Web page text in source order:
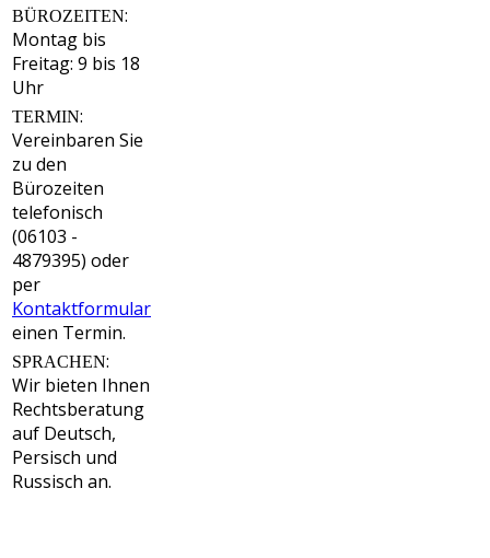
BÜROZEITEN:
Montag bis
Freitag: 9 bis 18
Uhr
TERMIN:
Vereinbaren Sie
zu den
Bürozeiten
telefonisch
(06103 -
4879395) oder
per
Kontaktformular
einen Termin.
SPRACHEN:
Wir bieten Ihnen
Rechtsberatung
auf Deutsch,
Persisch und
Russisch an.